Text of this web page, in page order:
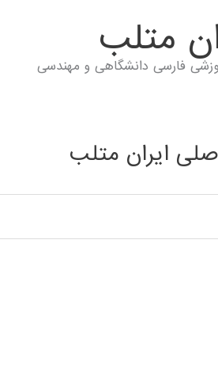
متلب
فارسی دانشگاهی و مهندسی
ایران متلب